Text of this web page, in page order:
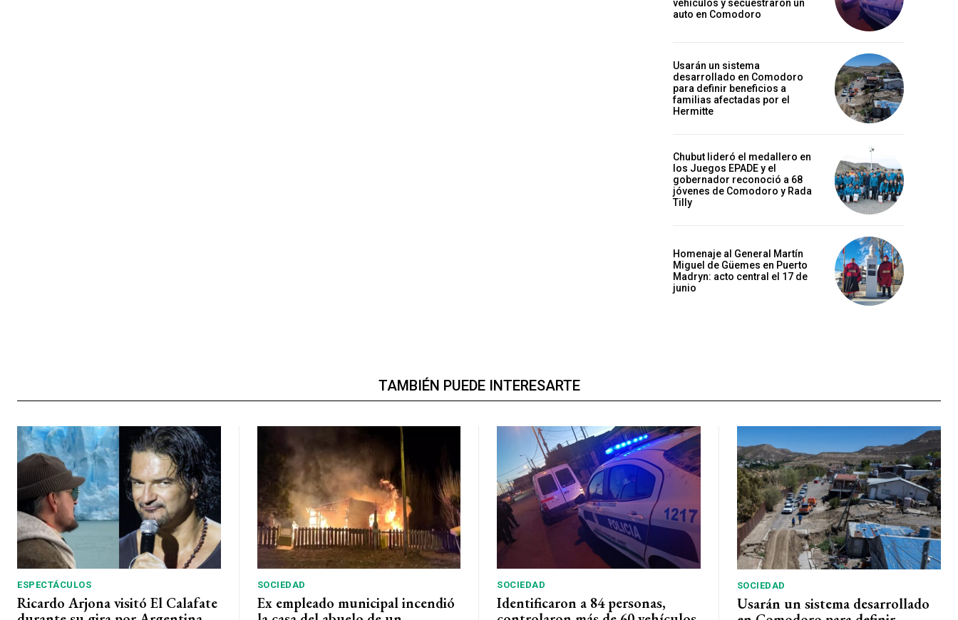
vehículos y secuestraron un
auto en Comodoro
Usarán un sistema
desarrollado en Comodoro
para definir beneficios a
familias afectadas por el
Hermitte
Chubut lideró el medallero en
los Juegos EPADE y el
gobernador reconoció a 68
jóvenes de Comodoro y Rada
Tilly
Homenaje al General Martín
Miguel de Güemes en Puerto
Madryn: acto central el 17 de
junio
TAMBIÉN PUEDE INTERESARTE
ESPECTÁCULOS
Ricardo Arjona visitó El Calafate
SOCIEDAD
Ex empleado municipal incendió
SOCIEDAD
Identificaron a 84 personas,
SOCIEDAD
Usarán un sistema desarrollado